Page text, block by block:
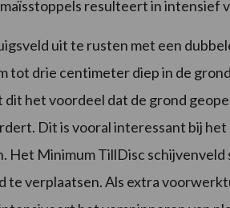
resulteert in intensief
uit te rusten met een
tot drie centimeter diep in de
het voordeel dat de grond
Dit is vooral interessant bij het
Het Minimum TillDisc
te verplaatsen. Als extra